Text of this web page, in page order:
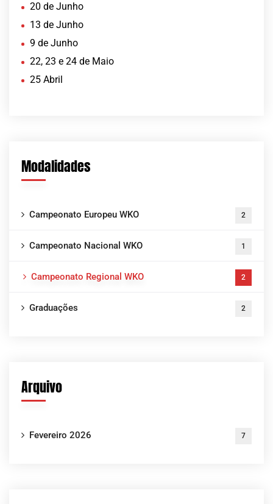
20 de Junho
13 de Junho
9 de Junho
22, 23 e 24 de Maio
25 Abril
Modalidades
Campeonato Europeu WKO 2
Campeonato Nacional WKO 1
Campeonato Regional WKO 2
Graduações 2
Arquivo
Fevereiro 2026 7